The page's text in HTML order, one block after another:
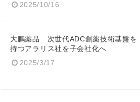
2025/10/16
大鵬薬品 次世代ADC創薬技術基盤を
持つアラリス社を子会社化へ
2025/3/17